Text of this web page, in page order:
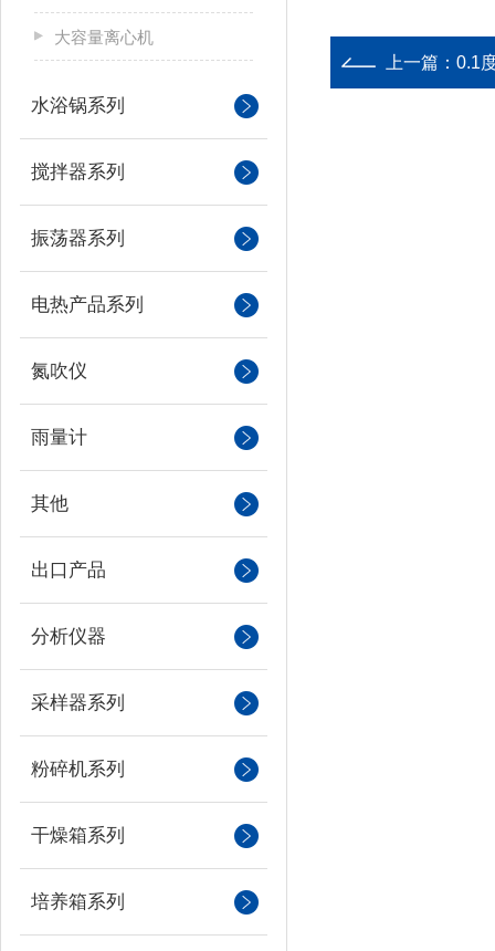
大容量离心机
水浴锅系列
搅拌器系列
振荡器系列
电热产品系列
氮吹仪
雨量计
其他
出口产品
分析仪器
采样器系列
粉碎机系列
干燥箱系列
培养箱系列
上一篇： 0.1